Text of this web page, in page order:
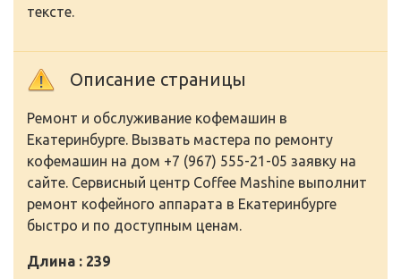
тексте.
Описание страницы
Ремонт и обслуживание кофемашин в
Екатеринбурге. Вызвать мастера по ремонту
кофемашин на дом +7 (967) 555-21-05 заявку на
сайте. Сервисный центр Coffee Mashine выполнит
ремонт кофейного аппарата в Екатеринбурге
быстро и по доступным ценам.
Длина : 239